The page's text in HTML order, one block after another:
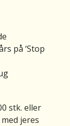
på ‘Stop
stk. eller
jeres